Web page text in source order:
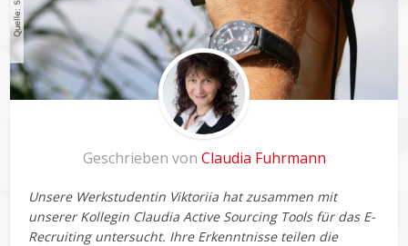
Geschrieben von Claudia Fuhrmann
Unsere Werkstudentin Viktoriia hat zusammen mit
unserer Kollegin Claudia Active Sourcing Tools für das E-
Recruiting untersucht. Ihre Erkenntnisse teilen die